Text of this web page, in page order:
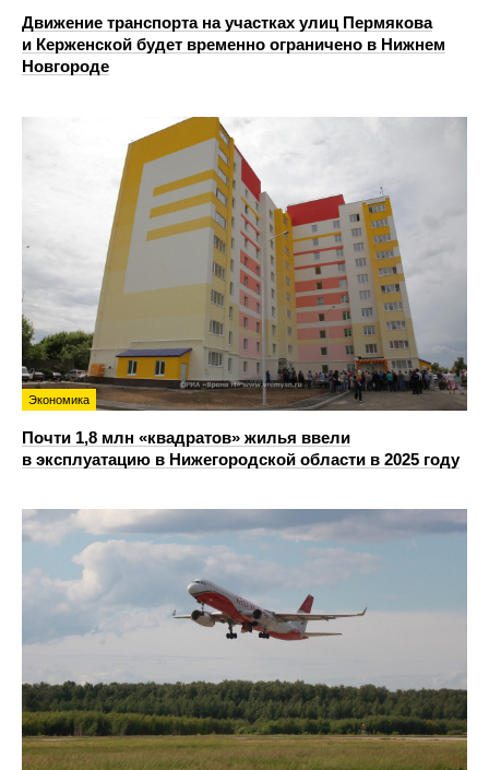
Движение транспорта на участках улиц Пермякова
и Керженской будет временно ограничено в Нижнем
Новгороде
Экономика
Почти 1,8 млн «квадратов» жилья ввели
в эксплуатацию в Нижегородской области в 2025 году